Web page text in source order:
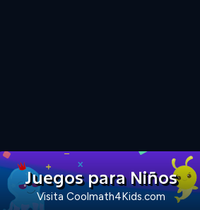
Juegos para Niños
Visita Coolmath4Kids.com